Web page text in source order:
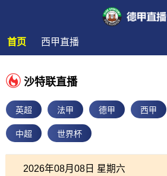
首页 西甲直播
沙特联直播
英超 法甲 德甲 西甲
中超 世界杯
2026年08月08日 星期六